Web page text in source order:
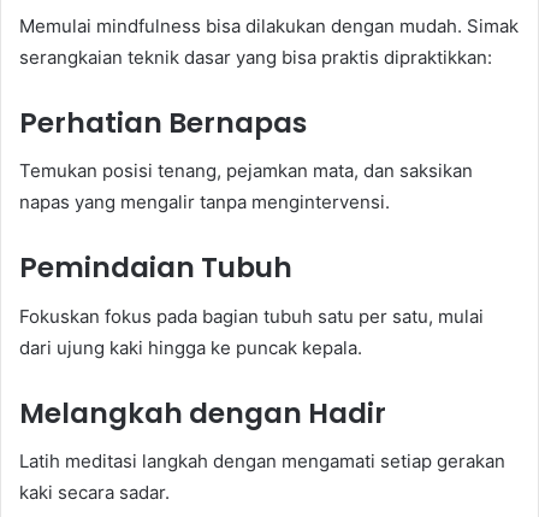
Memulai mindfulness bisa dilakukan dengan mudah. Simak
serangkaian teknik dasar yang bisa praktis dipraktikkan:
Perhatian Bernapas
Temukan posisi tenang, pejamkan mata, dan saksikan
napas yang mengalir tanpa mengintervensi.
Pemindaian Tubuh
Fokuskan fokus pada bagian tubuh satu per satu, mulai
dari ujung kaki hingga ke puncak kepala.
Melangkah dengan Hadir
Latih meditasi langkah dengan mengamati setiap gerakan
kaki secara sadar.